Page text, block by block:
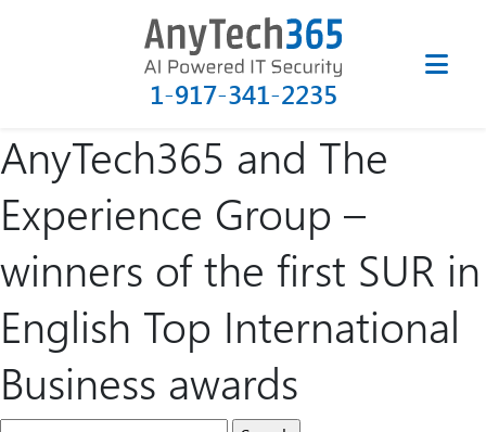
1-917-341-2235
AnyTech365 and The
Experience Group –
winners of the first SUR in
English Top International
Business awards